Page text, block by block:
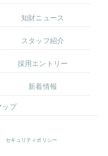
知財ニュース
スタッフ紹介
採用エントリー
新着情報
ップ
セキュリティポリシー